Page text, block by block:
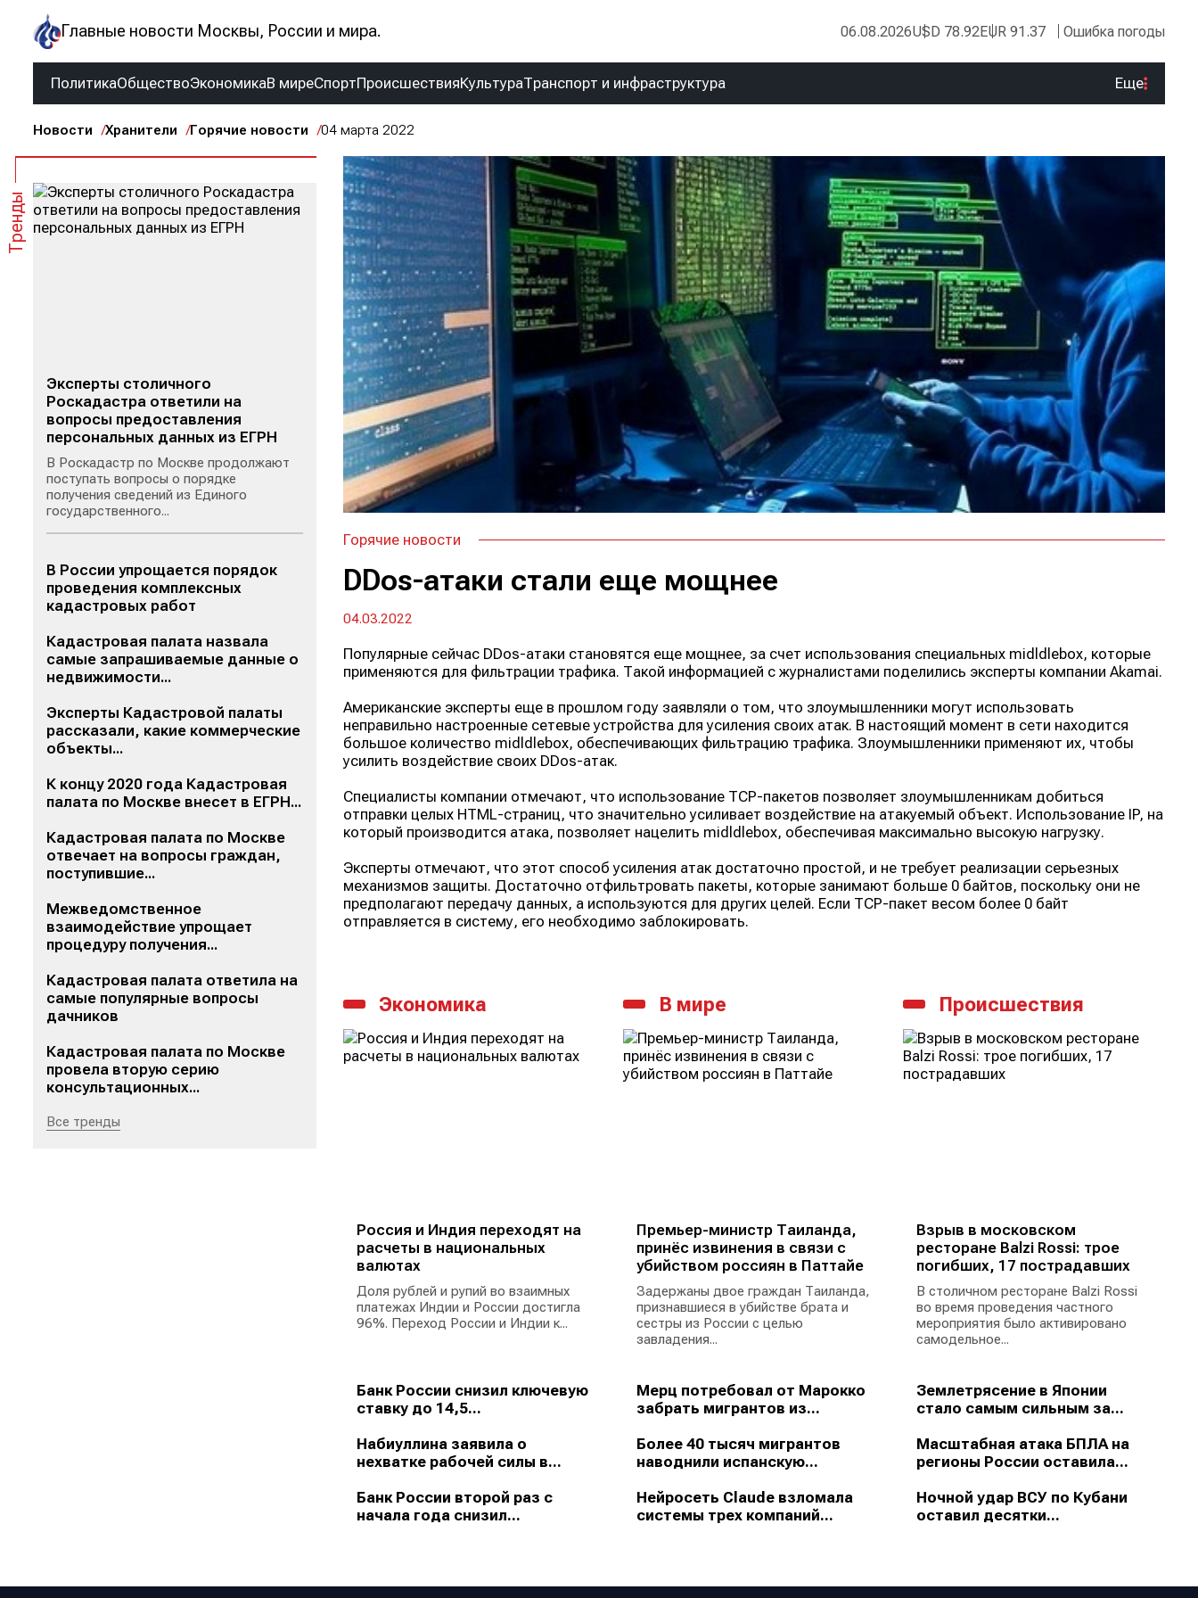
Главные новости Москвы, России и мира. 06.08.2026USD 78.92EUR 91.37 Ошибка погоды
ПолитикаОбществоЭкономикаВ миреСпортПроисшествияКультураТранспорт и инфраструктура Еще
Новости Хранители Горячие новости 04 марта 2022
Горячие новости
DDos-атаки стали еще мощнее
04.03.2022
Популярные сейчас DDos-атаки становятся еще мощнее, за счет использования специальных midldlebox, которые
применяются для фильтрации трафика. Такой информацией с журналистами поделились эксперты компании Akamai.
Американские эксперты еще в прошлом году заявляли о том, что злоумышленники могут использовать
неправильно настроенные сетевые устройства для усиления своих атак. В настоящий момент в сети находится
большое количество midldlebox, обеспечивающих фильтрацию трафика. Злоумышленники применяют их, чтобы
усилить воздействие своих DDos-атак.
Специалисты компании отмечают, что использование TCP-пакетов позволяет злоумышленникам добиться
отправки целых HTML-страниц, что значительно усиливает воздействие на атакуемый объект. Использование IP, на
который производится атака, позволяет нацелить midldlebox, обеспечивая максимально высокую нагрузку.
Эксперты отмечают, что этот способ усиления атак достаточно простой, и не требует реализации серьезных
механизмов защиты. Достаточно отфильтровать пакеты, которые занимают больше 0 байтов, поскольку они не
предполагают передачу данных, а используются для других целей. Если TCP-пакет весом более 0 байт
отправляется в систему, его необходимо заблокировать.
Экономика
Россия и Индия переходят на
расчеты в национальных
валютах
Доля рублей и рупий во взаимных
платежах Индии и России достигла
96%. Переход России и Индии к...
Банк России снизил ключевую
ставку до 14,5...
Набиуллина заявила о
нехватке рабочей силы в...
Банк России второй раз с
начала года снизил...
В мире
Премьер-министр Таиланда,
принёс извинения в связи с
убийством россиян в Паттайе
Задержаны двое граждан Таиланда,
признавшиеся в убийстве брата и
сестры из России с целью
завладения...
Мерц потребовал от Марокко
забрать мигрантов из...
Более 40 тысяч мигрантов
наводнили испанскую...
Нейросеть Claude взломала
системы трех компаний...
Происшествия
Взрыв в московском
ресторане Balzi Rossi: трое
погибших, 17 пострадавших
В столичном ресторане Balzi Rossi
во время проведения частного
мероприятия было активировано
самодельное...
Землетрясение в Японии
стало самым сильным за...
Масштабная атака БПЛА на
регионы России оставила...
Ночной удар ВСУ по Кубани
оставил десятки...
Тренды
Эксперты столичного
Роскадастра ответили на
вопросы предоставления
персональных данных из ЕГРН
В Роскадастр по Москве продолжают
поступать вопросы о порядке
получения сведений из Единого
государственного...
В России упрощается порядок
проведения комплексных
кадастровых работ
Кадастровая палата назвала
самые запрашиваемые данные о
недвижимости...
Эксперты Кадастровой палаты
рассказали, какие коммерческие
объекты...
К концу 2020 года Кадастровая
палата по Москве внесет в ЕГРН...
Кадастровая палата по Москве
отвечает на вопросы граждан,
поступившие...
Межведомственное
взаимодействие упрощает
процедуру получения...
Кадастровая палата ответила на
самые популярные вопросы
дачников
Кадастровая палата по Москве
провела вторую серию
консультационных...
Все тренды